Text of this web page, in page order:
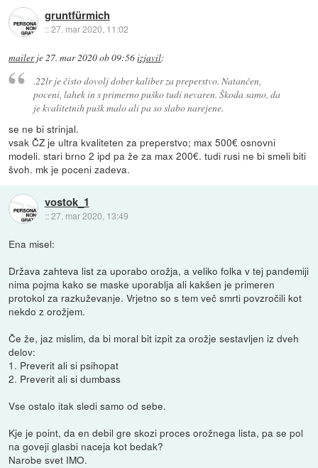
gruntfürmich
::27. mar 2020, 11:02
mailerje27. mar 2020 ob 09:56izjavil:
.22lr je čisto dovolj dober kaliber za preperstvo. Natančen,
poceni, lahek in s primerno puško tudi nevaren. Škoda samo, da
je kvalitetnih pušk malo ali pa so slabo narejene.
se ne bi strinjal.
vsak ČZ je ultra kvaliteten za preperstvo; max 500€ osnovni
modeli. stari brno 2 ipd pa že za max 200€. tudi rusi ne bi smeli biti
švoh. mk je poceni zadeva.
vostok_1
::27. mar 2020, 13:49
Ena misel:
Država zahteva list za uporabo orožja, a veliko folka v tej pandemiji
nima pojma kako se maske uporablja ali kakšen je primeren
protokol za razkuževanje. Vrjetno so s tem več smrti povzročili kot
nekdo z orožjem.
Če že, jaz mislim, da bi moral bit izpit za orožje sestavljen iz dveh
delov:
1. Preverit ali si psihopat
2. Preverit ali si dumbass
Vse ostalo itak sledi samo od sebe.
Kje je point, da en debil gre skozi proces orožnega lista, pa se pol
na goveji glasbi naceja kot bedak?
Narobe svet IMO.